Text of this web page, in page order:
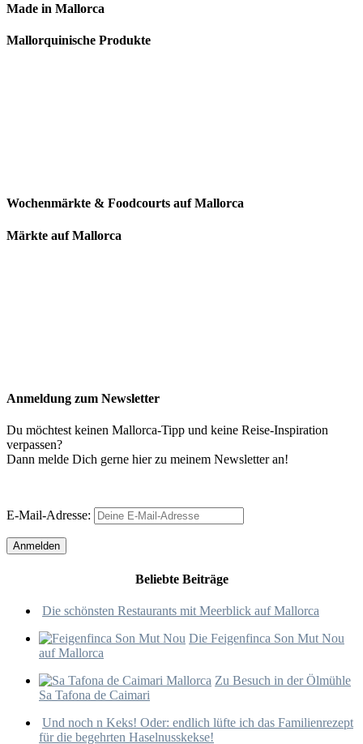
Made in Mallorca
Mallorquinische Produkte
Wochenmärkte & Foodcourts auf Mallorca
Märkte auf Mallorca
Anmeldung zum Newsletter
Du möchtest keinen Mallorca-Tipp und keine Reise-Inspiration
verpassen?
Dann melde Dich gerne hier zu meinem Newsletter an!
E-Mail-Adresse:
Beliebte Beiträge
Die schönsten Restaurants mit Meerblick auf Mallorca
Die Feigenfinca Son Mut Nou
auf Mallorca
Zu Besuch in der Ölmühle
Sa Tafona de Caimari
Und noch n Keks! Oder: endlich lüfte ich das Familienrezept
für die begehrten Haselnusskekse!